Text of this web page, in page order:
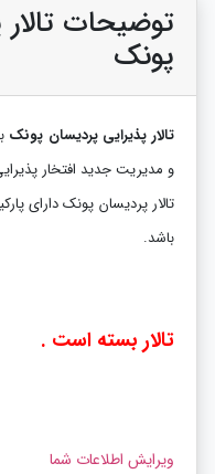
توضیحات
پونک
تالار پذیرایی پردیسان پونک
و مدیریت جدید افتخار
باشد.
تالار بسته است .
ویرایش اطلاعات شما